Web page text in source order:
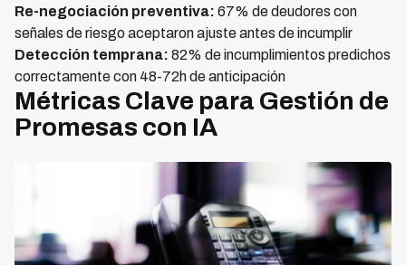
Re-negociación preventiva: 67% de deudores con
señales de riesgo aceptaron ajuste antes de incumplir
Detección temprana: 82% de incumplimientos predichos
correctamente con 48-72h de anticipación
Métricas Clave para Gestión de
Promesas con IA